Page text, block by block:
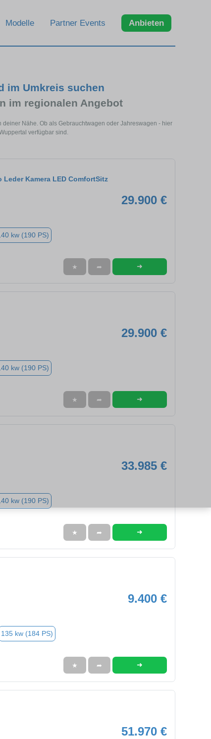
Modelle Partner Events Anbieten
im Umkreis suchen
im regionalen Angebot
Nähe. Ob als Gebrauchtwagen oder Jahreswagen - hier
verfügbar sind.
Leder Kamera LED ComfortSitz
29.900 €
kw (190 PS)
★ ➦ ➜
29.900 €
kw (190 PS)
★ ➦ ➜
33.985 €
kw (190 PS)
★ ➦ ➜
9.400 €
135 kw (184 PS)
★ ➦ ➜
51.970 €